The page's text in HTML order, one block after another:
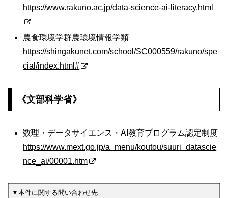
https://www.rakuno.ac.jp/data-science-ai-literacy.html
農食環境学群農環境情報学類
https://shingakunet.com/school/SC000559/rakuno/spe
cial/index.html#
《文部科学省》
数理・データサイエンス・AI教育プログラム認定制度
https://www.mext.go.jp/a_menu/koutou/suuri_datascie
nce_ai/00001.htm
▼本件に関する問い合わせ先